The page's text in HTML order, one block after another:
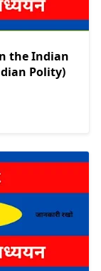
in the Indian
Polity)